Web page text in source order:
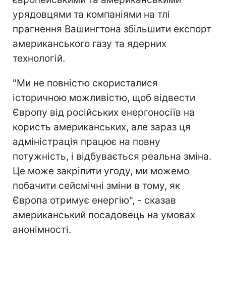
урядовцями та компаніями на тлі
прагнення Вашингтона збільшити експорт
американського газу та ядерних
технологій.
"Ми не повністю скористалися
історичною можливістю, щоб відвести
Європу від російських енергоносіїв на
користь американських, але зараз ця
адміністрація працює на повну
потужність, і відбувається реальна зміна.
Це може закріпити угоду, ми можемо
побачити сейсмічні зміни в тому, як
Європа отримує енергію", - сказав
американський посадовець на умовах
анонімності.